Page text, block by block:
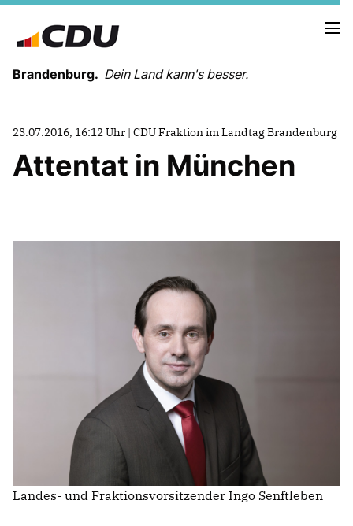
Brandenburg. Dein Land kann's besser.
MELDUNGEN
VEREINIGUNGEN UND SONDERORGANISATIONEN
LANDESFACHAUSSCHÜSSE
SATZUNG
PARTEIGESCHICHTE
PARTEIGERICHT
IM LANDTAG
IN DER LANDESREGIERUNG
IM BUNDESTAG
IM EUROPÄISCHEN PARLAMENT
23.07.2016, 16:12 Uhr | CDU Fraktion im Landtag Brandenburg
Attentat in München
Landes- und Fraktionsvorsitzender Ingo Senftleben